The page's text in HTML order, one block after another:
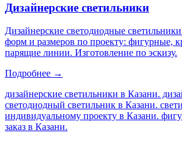
Дизайнерские светильники
Дизайнерские светодиодные
форм и размеров по проекту: фигурные,
парящие линии. Изготовление по эскизу.
Подробнее →
дизайнерские светильники в Казани.
светодиодный светильник в Казани.
индивидуальному проекту в Казани.
заказ в Казани.